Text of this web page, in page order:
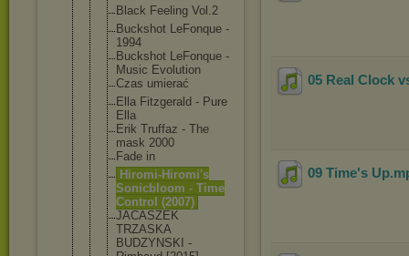
Black Feeling Vol.2
Buckshot LeFonque -
1994
Buckshot LeFonque -
Music Evolution
Czas umierać
Ella Fitzgerald - Pure
Ella
Erik Truffaz - The
mask 2000
Fade in
Hiromi-Hiromi's
Sonicbloom - Time
Control (2007)
JACASZEK
TRZASKA
BUDZYNSKI -
05 Real Clock
09 Time's Up